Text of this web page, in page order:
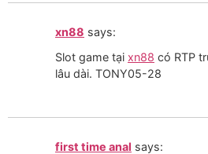
xn88 says:
Slot game tại xn88 có RTP
lâu dài. TONY05-28
first time anal says: